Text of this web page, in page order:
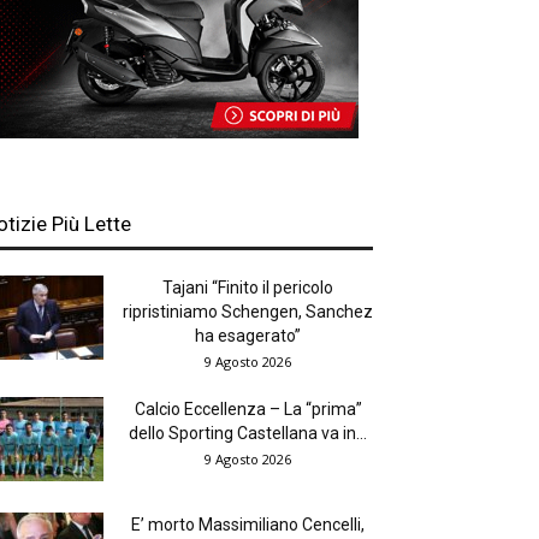
Più Lette
Tajani “Finito il pericolo
ripristiniamo Schengen, Sanchez
ha esagerato”
9 Agosto 2026
Calcio Eccellenza – La “prima”
dello Sporting Castellana va in...
9 Agosto 2026
E’ morto Massimiliano Cencelli,